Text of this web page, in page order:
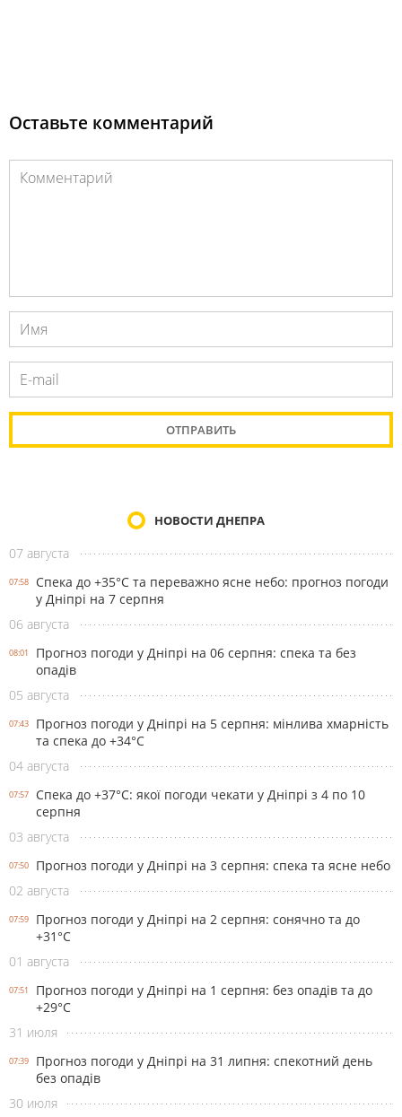
Оставьте комментарий
НОВОСТИ ДНЕПРА
07 августа
07:58
Спека до +35°С та переважно ясне небо: прогноз погоди
у Дніпрі на 7 серпня
06 августа
08:01
Прогноз погоди у Дніпрі на 06 серпня: спека та без
опадів
05 августа
07:43
Прогноз погоди у Дніпрі на 5 серпня: мінлива хмарність
та спека до +34°С
04 августа
07:57
Спека до +37°С: якої погоди чекати у Дніпрі з 4 по 10
серпня
03 августа
07:50
Прогноз погоди у Дніпрі на 3 серпня: спека та ясне небо
02 августа
07:59
Прогноз погоди у Дніпрі на 2 серпня: сонячно та до
+31°С
01 августа
07:51
Прогноз погоди у Дніпрі на 1 серпня: без опадів та до
+29°С
31 июля
07:39
Прогноз погоди у Дніпрі на 31 липня: спекотний день
без опадів
30 июля